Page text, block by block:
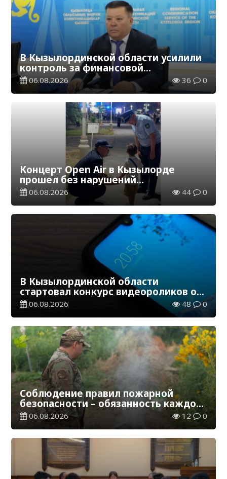
В Кызылординской области усилили
контроль за финансовой
дисциплиной
06.08.2026 36 0
Концерт Open Air в Кызылорде
прошел без нарушений
общественного порядка
06.08.2026 44 0
В Кызылординской области
стартовал конкурс видеороликов о
семейных ценностях и Конституции
06.08.2026 48 0
Соблюдение правил пожарной
безопасности – обязанность каждого
гражданина
06.08.2026 12 0